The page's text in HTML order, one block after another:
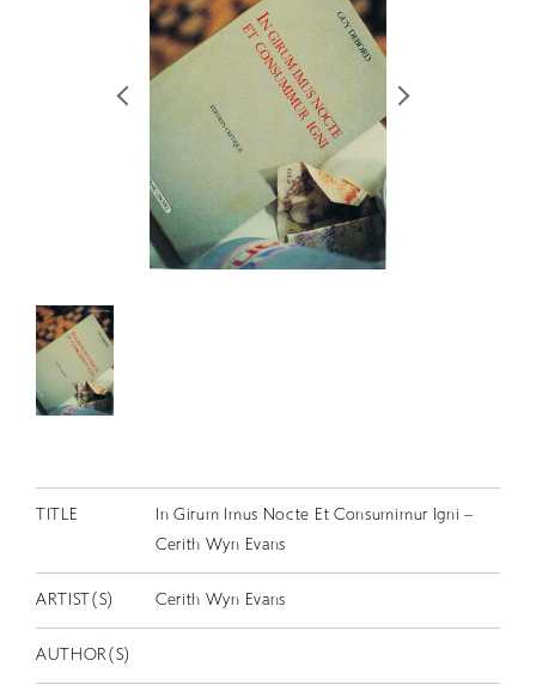
RETRACE
コンサート
出演者
スカラシップ受賞者
TITLE
In Girum Imus Nocte Et Consumimur Igni –
Cerith Wyn Evans
ARTIST(S) Cerith Wyn Evans
AUTHOR(S)